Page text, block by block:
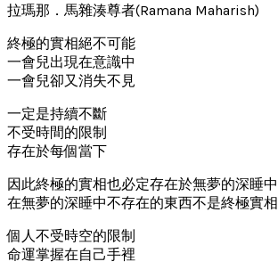
拉瑪那．馬雜湊尊者(Ramana Maharish)
終極的實相絕不可能
一會兒出現在意識中
一會兒卻又消失不見
一定是持續不斷
不受時間的限制
存在於每個當下
因此終極的實相也必定存在於無夢的深睡中
在無夢的深睡中不存在的東西不是終極實相
個人不受時空的限制
命運掌握在自己手裡